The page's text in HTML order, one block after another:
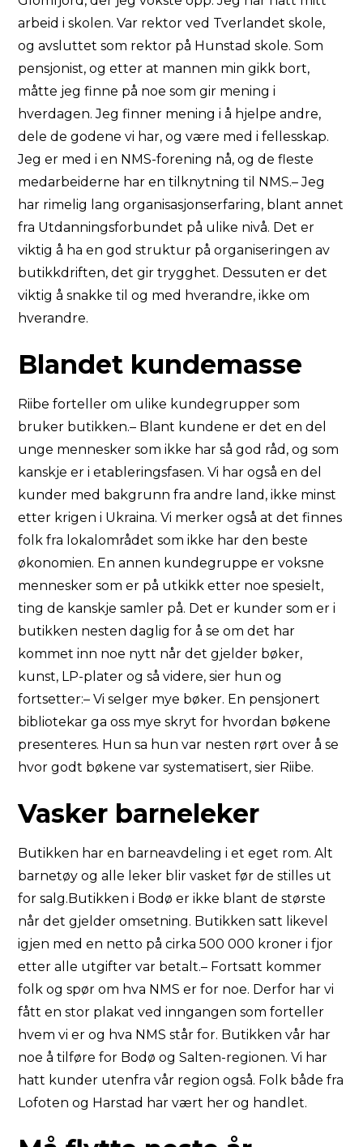
arbeid i skolen. Var rektor ved Tverlandet skole,
og avsluttet som rektor på Hunstad skole. Som
pensjonist, og etter at mannen min gikk bort,
måtte jeg finne på noe som gir mening i
hverdagen. Jeg finner mening i å hjelpe andre,
dele de godene vi har, og være med i fellesskap.
Jeg er med i en NMS-forening nå, og de fleste
medarbeiderne har en tilknytning til NMS.– Jeg
har rimelig lang organisasjonserfaring, blant annet
fra Utdanningsforbundet på ulike nivå. Det er
viktig å ha en god struktur på organiseringen av
butikkdriften, det gir trygghet. Dessuten er det
viktig å snakke til og med hverandre, ikke om
hverandre.
Blandet kundemasse
Riibe forteller om ulike kundegrupper som
bruker butikken.– Blant kundene er det en del
unge mennesker som ikke har så god råd, og som
kanskje er i etableringsfasen. Vi har også en del
kunder med bakgrunn fra andre land, ikke minst
etter krigen i Ukraina. Vi merker også at det finnes
folk fra lokalområdet som ikke har den beste
økonomien. En annen kundegruppe er voksne
mennesker som er på utkikk etter noe spesielt,
ting de kanskje samler på. Det er kunder som er i
butikken nesten daglig for å se om det har
kommet inn noe nytt når det gjelder bøker,
kunst, LP-plater og så videre, sier hun og
fortsetter:– Vi selger mye bøker. En pensjonert
bibliotekar ga oss mye skryt for hvordan bøkene
presenteres. Hun sa hun var nesten rørt over å se
hvor godt bøkene var systematisert, sier Riibe.
Vasker barneleker
Butikken har en barneavdeling i et eget rom. Alt
barnetøy og alle leker blir vasket før de stilles ut
for salg.Butikken i Bodø er ikke blant de største
når det gjelder omsetning. Butikken satt likevel
igjen med en netto på cirka 500 000 kroner i fjor
etter alle utgifter var betalt.– Fortsatt kommer
folk og spør om hva NMS er for noe. Derfor har vi
fått en stor plakat ved inngangen som forteller
hvem vi er og hva NMS står for. Butikken vår har
noe å tilføre for Bodø og Salten-regionen. Vi har
hatt kunder utenfra vår region også. Folk både fra
Lofoten og Harstad har vært her og handlet.